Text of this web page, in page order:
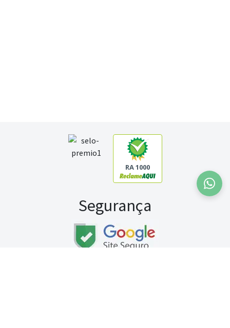
RA 1000
Segurança